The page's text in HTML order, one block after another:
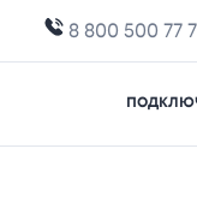
8 800 500 77